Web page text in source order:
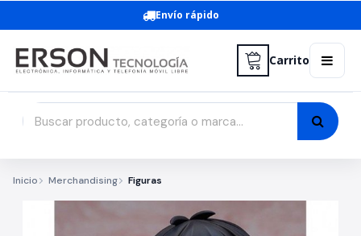
Envío rápido
Carrito
Inicio Merchandising Figuras